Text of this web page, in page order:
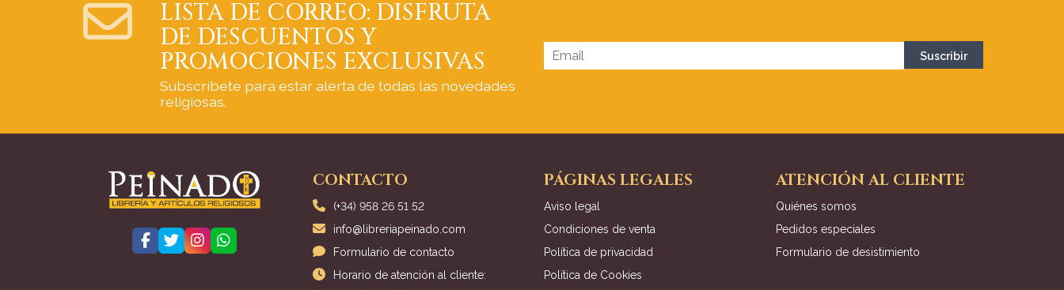
LISTA DE CORREO: DISFRUTA
DE DESCUENTOS Y
PROMOCIONES EXCLUSIVAS
Subscríbete para estar alerta de todas las novedades
religiosas.
CONTACTO
(+34) 958 26 51 52
info@libreriapeinado.com
Formulario de contacto
Horario de atención al cliente:
PÁGINAS LEGALES
Aviso legal
Condiciones de venta
Política de privacidad
Política de Cookies
ATENCIÓN AL CLIENTE
Quiénes somos
Pedidos especiales
Formulario de desistimiento